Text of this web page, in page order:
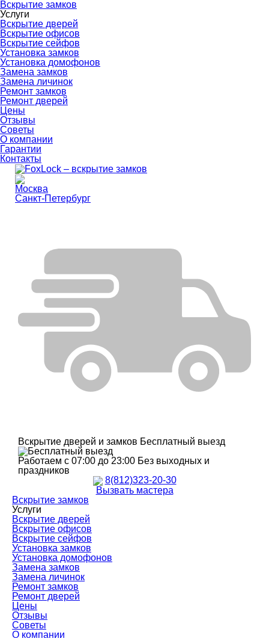
Вскрытие замков
Услуги
Вскрытие дверей
Вскрытие офисов
Вскрытие сейфов
Установка замков
Установка домофонов
Замена замков
Замена личинок
Ремонт замков
Ремонт дверей
Цены
Отзывы
Советы
О компании
Гарантии
Контакты
Москва
Санкт-Петербург
Вскрытие дверей и замков Бесплатный выезд
Работаем с 07:00 до 23:00 Без выходных и
праздников
8(812)323-20-30
Вызвать мастера
Вскрытие замков
Услуги
Вскрытие дверей
Вскрытие офисов
Вскрытие сейфов
Установка замков
Установка домофонов
Замена замков
Замена личинок
Ремонт замков
Ремонт дверей
Цены
Отзывы
Советы
О компании